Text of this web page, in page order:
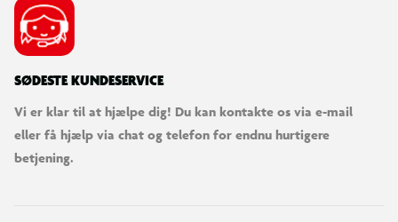
SØDESTE KUNDESERVICE
Vi er klar til at hjælpe dig! Du kan kontakte os via e-mail
eller få hjælp via chat og telefon for endnu hurtigere
betjening.